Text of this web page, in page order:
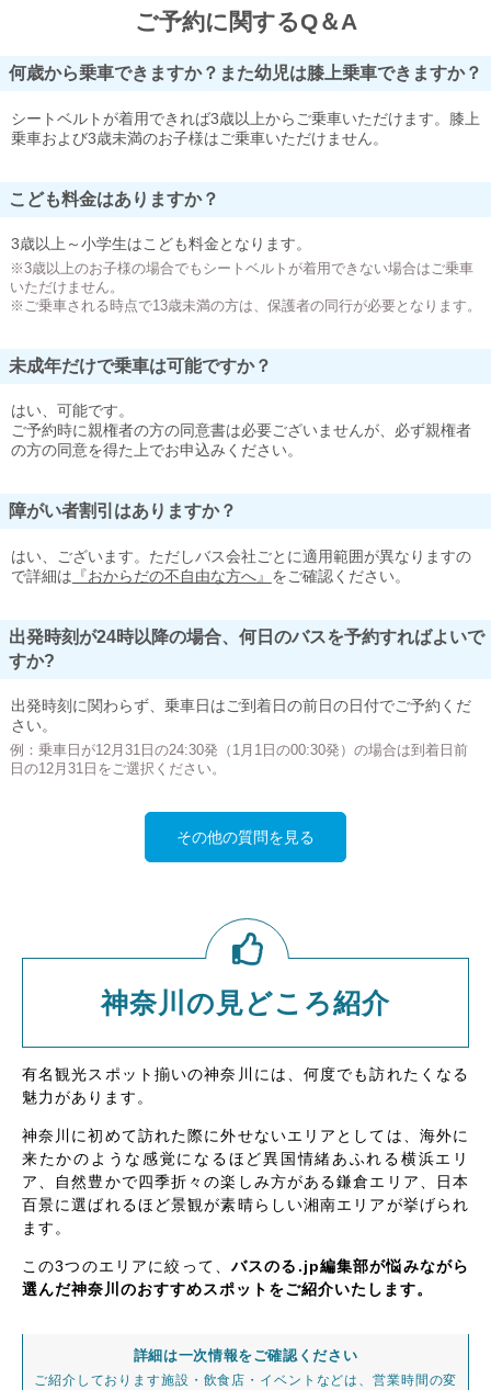
ご予約に関するQ＆A
何歳から乗車できますか？また幼児は膝上乗車できますか？
シートベルトが着用できれば3歳以上からご乗車いただけます。膝上
乗車および3歳未満のお子様はご乗車いただけません。
こども料金はありますか？
3歳以上～小学生はこども料金となります。
※3歳以上のお子様の場合でもシートベルトが着用できない場合はご乗車
いただけません。
※ご乗車される時点で13歳未満の方は、保護者の同行が必要となります。
未成年だけで乗車は可能ですか？
はい、可能です。
ご予約時に親権者の方の同意書は必要ございませんが、必ず親権者
の方の同意を得た上でお申込みください。
障がい者割引はありますか？
はい、ございます。ただしバス会社ごとに適用範囲が異なりますの
で詳細は 『おからだの不自由な方へ』 をご確認ください。
出発時刻が24時以降の場合、何日のバスを予約すればよいで
すか?
出発時刻に関わらず、乗車日はご到着日の前日の日付でご予約くだ
さい。
例：乗車日が12月31日の24:30発（1月1日の00:30発）の場合は到着日前
日の12月31日をご選択ください。
その他の質問を見る
神奈川の見どころ紹介
有名観光スポット揃いの神奈川には、何度でも訪れたくなる
魅力があります。
神奈川に初めて訪れた際に外せないエリアとしては、海外に
来たかのような感覚になるほど異国情緒あふれる横浜エリ
ア、自然豊かで四季折々の楽しみ方がある鎌倉エリア、日本
百景に選ばれるほど景観が素晴らしい湘南エリアが挙げられ
ます。
この3つのエリアに絞って、 バスのる.jp編集部が悩みながら
選んだ神奈川のおすすめスポットをご紹介いたします。
詳細は一次情報をご確認ください
ご紹介しております施設・飲食店・イベントなどは、営業時間の変